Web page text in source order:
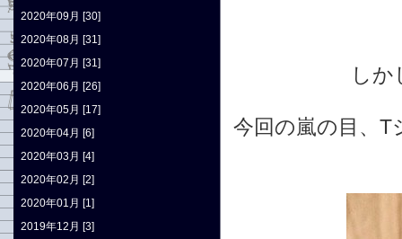
し
今回の嵐の目、
2020年09月 [30]
2020年08月 [31]
2020年07月 [31]
2020年06月 [26]
2020年05月 [17]
2020年04月 [6]
2020年03月 [4]
2020年02月 [2]
2020年01月 [1]
2019年12月 [3]